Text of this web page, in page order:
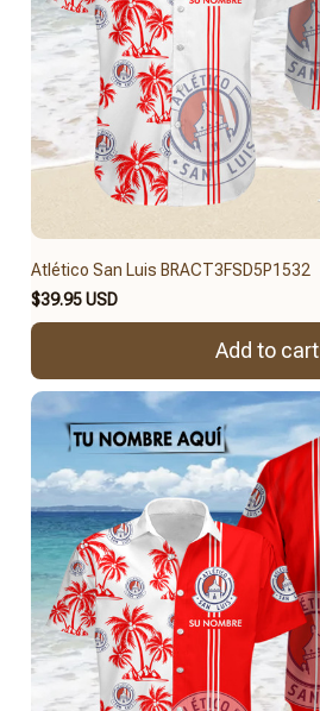
Atlético San Luis BRACT3FSD5P1532
$39.95 USD
Add to cart